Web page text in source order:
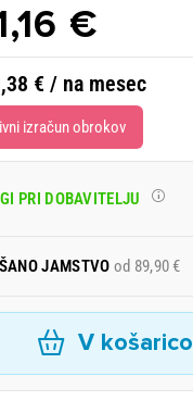
€
€ / na mesec
izračun obrokov
PRI DOBAVITELJU
JAMSTVO od 89,90 €
V košarico